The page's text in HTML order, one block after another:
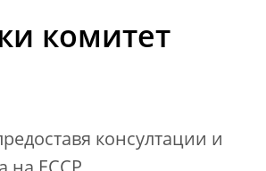
комитет
консултации и